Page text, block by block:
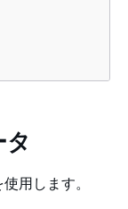
用します。